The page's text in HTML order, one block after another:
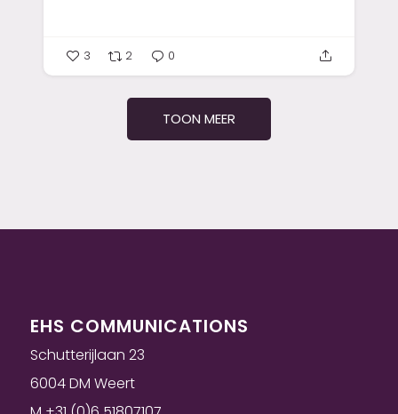
3 2 0
TOON MEER
EHS COMMUNICATIONS
Schutterijlaan 23
6004 DM Weert